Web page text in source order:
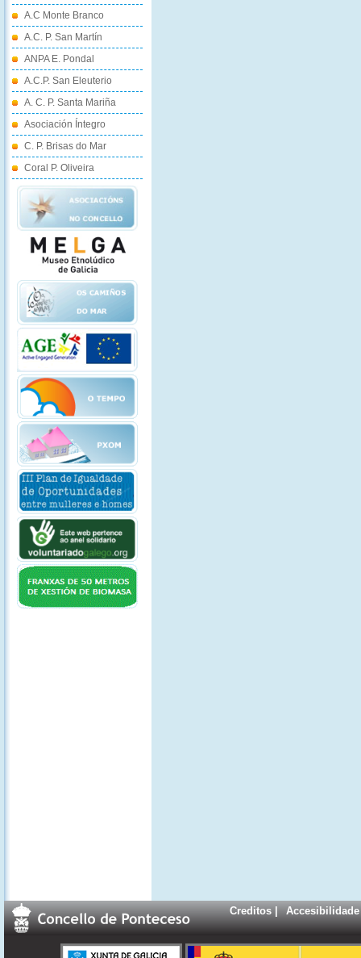
A.C Monte Branco
A.C. P. San Martín
ANPA E. Pondal
A.C.P. San Eleuterio
A. C. P. Santa Mariña
Asociación Íntegro
C. P. Brisas do Mar
Coral P. Oliveira
Creditos| Accesibilidade